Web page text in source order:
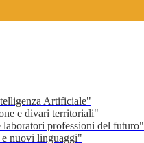
Artificiale"
e divari territoriali"
professioni del futuro"
nuovi linguaggi"